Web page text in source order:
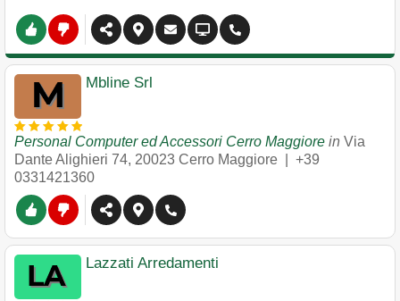
Mbline Srl
Personal Computer ed Accessori Cerro Maggiore in Via
Dante Alighieri 74, 20023 Cerro Maggiore
+39
0331421360
Lazzati Arredamenti